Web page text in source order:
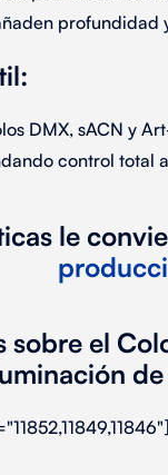
profundidad
:
DMX, sACN y
control total
le
sobre el